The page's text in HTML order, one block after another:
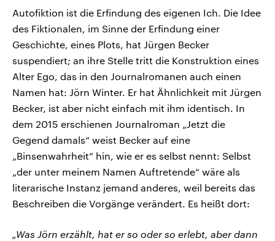
Autofiktion ist die Erfindung des eigenen Ich. Die Idee
des Fiktionalen, im Sinne der Erfindung einer
Geschichte, eines Plots, hat Jürgen Becker
suspendiert; an ihre Stelle tritt die Konstruktion eines
Alter Ego, das in den Journalromanen auch einen
Namen hat: Jörn Winter. Er hat Ähnlichkeit mit Jürgen
Becker, ist aber nicht einfach mit ihm identisch. In
dem 2015 erschienen Journalroman „Jetzt die
Gegend damals“ weist Becker auf eine
„Binsenwahrheit“ hin, wie er es selbst nennt: Selbst
„der unter meinem Namen Auftretende“ wäre als
literarische Instanz jemand anderes, weil bereits das
Beschreiben die Vorgänge verändert. Es heißt dort:
„Was Jörn erzählt, hat er so oder so erlebt, aber dann